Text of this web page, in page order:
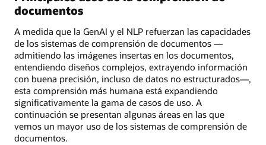
documentos
A medida que la GenAI y el NLP refuerzan las capacidades
de los sistemas de comprensión de documentos —
admitiendo las imágenes insertas en los documentos,
entendiendo diseños complejos, extrayendo información
con buena precisión, incluso de datos no estructurados—,
esta comprensión más humana está expandiendo
significativamente la gama de casos de uso. A
continuación se presentan algunas áreas en las que
vemos un mayor uso de los sistemas de comprensión de
documentos.